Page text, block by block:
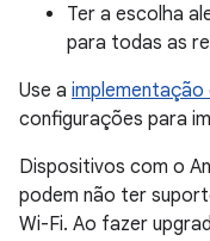
Ter a escolha
para todas as
Use a
configurações para
Dispositivos com o
podem não ter
Wi-Fi. Ao fazer